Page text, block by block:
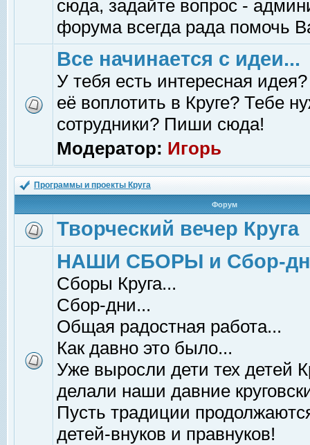
сюда, задайте вопрос -
форума всегда рада помочь
Все начинается с идеи...
У тебя есть интересная
её воплотить в Круге? Тебе
сотрудники? Пиши сюда!
Модератор: Игорь
Программы и проекты Круга
Форум
Творческий вечер Круга
НАШИ СБОРЫ и Сбор-
Сборы Круга...
Сбор-дни...
Общая радостная работа...
Как давно это было...
Уже выросли дети тех детей
делали наши давние
Пусть традиции
детей-внуков и правнуков!